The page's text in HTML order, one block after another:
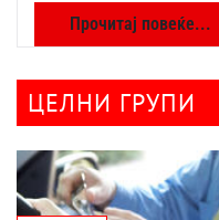
Прочитај повеќе...
ЦЕЛНИ ГРУПИ